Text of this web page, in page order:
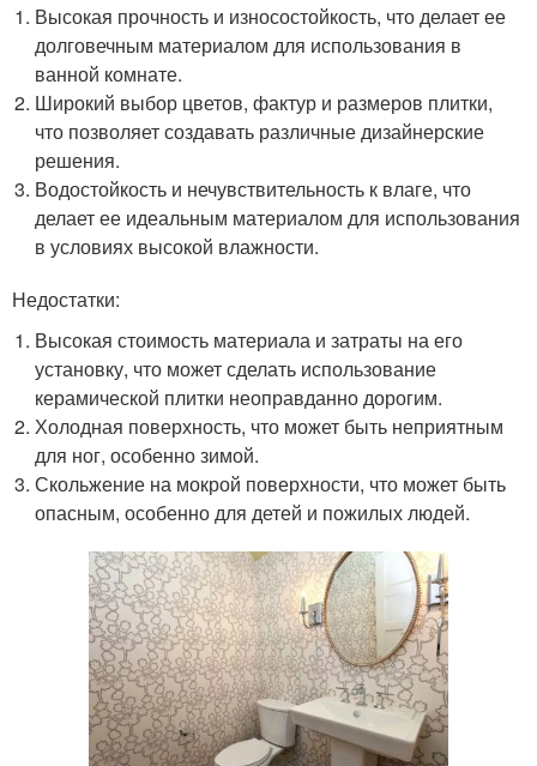
Высокая прочность и износостойкость, что делает ее
долговечным материалом для использования в
ванной комнате.
Широкий выбор цветов, фактур и размеров плитки,
что позволяет создавать различные дизайнерские
решения.
Водостойкость и нечувствительность к влаге, что
делает ее идеальным материалом для использования
в условиях высокой влажности.
Недостатки:
Высокая стоимость материала и затраты на его
установку, что может сделать использование
керамической плитки неоправданно дорогим.
Холодная поверхность, что может быть неприятным
для ног, особенно зимой.
Скольжение на мокрой поверхности, что может быть
опасным, особенно для детей и пожилых людей.